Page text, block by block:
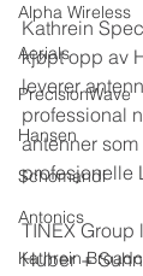
Alpha Wireless
Aerials
PrecisionWave
Hansen
Schomandl
Antonics
Kathrein
Kathrein
kjøpt opp av
leverer
professional
antenner
profesjonelle
TINEX Group
Huber +